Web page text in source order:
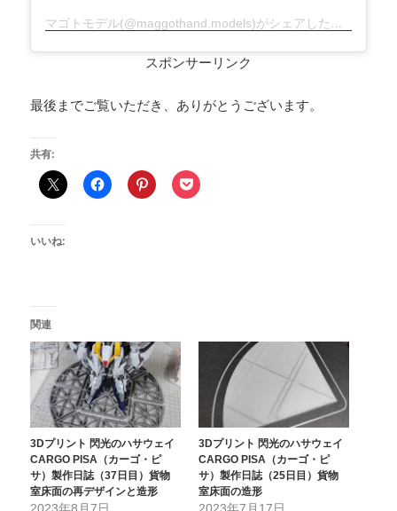
マゴトモデル(@maggothand.models)がシェアした投稿
スポンサーリンク
最後までご覧いただき、ありがとうございます。
共有:
いいね:
関連
3Dプリント 閃光のハサウェイ
CARGO PISA（カーゴ・ピ
サ）製作日誌（37日目）貨物
室床面の再デザインと造形
3Dプリント 閃光のハサウェイ
CARGO PISA（カーゴ・ピ
サ）製作日誌（25日目）貨物
室床面の造形